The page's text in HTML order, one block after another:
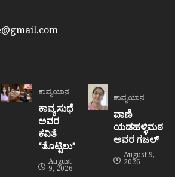
ಕಾವ್ಯಯಾನ
ಕಾವ್ಯ ಸುಧೆ
ಅವರ
ಕವಿತೆ
“ತೊಟ್ಟಿಲು”
August
9, 2026
ಕಾವ್ಯಯಾನ
ವಾಣಿ
ಯಡಹಳ್ಳಿಮಠ
ಅವರ ಗಜಲ್
August 9,
2026